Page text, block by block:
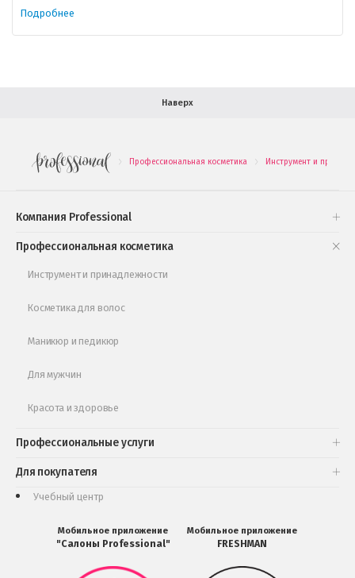
Подробнее
Наверх
. Профессиональная косметика . Инструмент и
Компания Professional
Форма обратной связи
Профессиональная косметика
Инструмент и принадлежности
Косметика для волос
Маникюр и педикюр
Для мужчин
Красота и здоровье
Профессиональные услуги
Для покупателя
Подарочные наборы
Обучающее видео
Учебный центр
Мобильное приложение
"Салоны Professional"
Мобильное
Мобильное приложение
FRESHMAN
Мобильное